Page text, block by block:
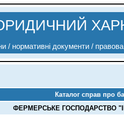
/ нормативні документи /
Каталог справ про
ФЕРМЕРСЬКЕ ГОСПОДАРСТВО